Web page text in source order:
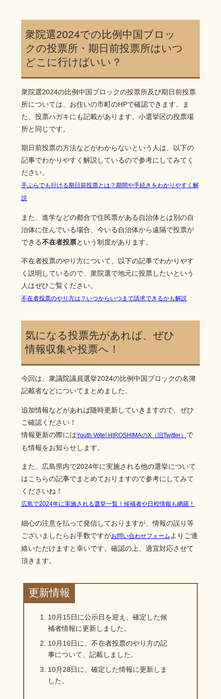
衆院選2024での比例中国ブロッ
クの投票所・期日前投票所はいつ
どこに行けばいい？
衆院選2024の比例中国ブロックの投票所及び期日前投票
所については、お住いの市町のHPで確認できます。ま
た、投票ハガキにも記載があります。小選挙区の投票場
所と同じです。
期日前投票の方法などがわからないという人は、以下の
記事でわかりやすく解説しているので参考にしてみてく
ださい。
手ぶらでも行ける期日前投票とは？期間や手続きをわかりやすく解
説
また、進学などの都合で住民票がある自治体とは別の自
治体に住んでいる場合、今いる自治体から遠隔で投票が
できる不在者投票という制度があります。
不在者投票のやり方について、以下の記事でわかりやす
く説明しているので、衆院選で地元に投票したいという
人はぜひご覧ください。
不在者投票のやり方は？いつからいつまで請求できるかも解説
気になる投票先があれば、ぜひ
情報収集や投票へ！
今回は、衆議院議員選挙2024の比例中国ブロックの名簿
記載者などについてまとめました。
追加情報などがあれば随時更新していきますので、ぜひ
ご確認ください！
情報更新の際にはYouth Vote! HIROSHIMAのX（旧Twitter）
で
も情報をお知らせします。
また、広島県内で2024年に実施される他の選挙について
はこちらの記事でまとめておりますので参考にしてみて
くださいね！
広島で2024年に実施される選挙一覧！候補者や日程情報も網羅！
細心の注意を払って発信しておりますが、情報の誤り等
ございましたらお手数ですがお問い合わせフォーム よりご連
絡いただけますと幸いです。確認の上、適宜対応させて
頂きます。
更新情報
10月15日に公示日を迎え、確定した候
補者情報に更新しました。
10月16日に、不在者投票のやり方の記
事について、記載しました。
10月28日に、確定した情報に更新しま
した。